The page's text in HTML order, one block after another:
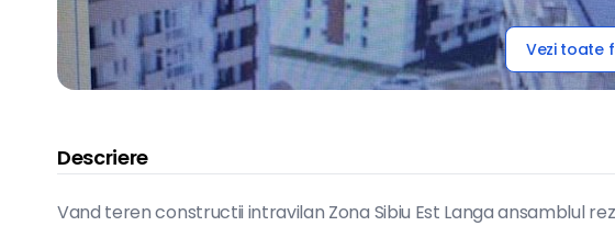
Vezi toate
Descriere
Vand teren constructii intravilan Zona Sibiu Est Langa ansamblul